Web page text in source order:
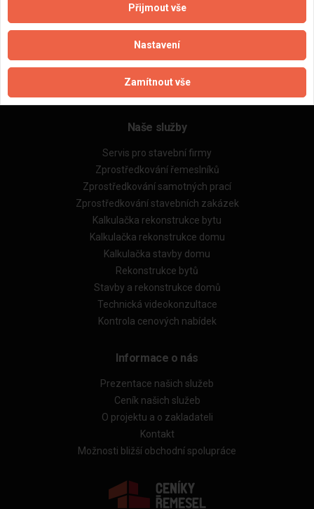
Zpracování a ochrana osobních údajů
Zásady pro používání souborů cookie
Obchodní podmínky (zprostředkování)
Naše služby
Servis pro stavební firmy
Zprostředkování řemeslníků
Zprostředkování samotných prací
Zprostředkování stavebních zakázek
Kalkulačka rekonstrukce bytu
Kalkulačka rekonstrukce domu
Kalkulačka stavby domu
Rekonstrukce bytů
Stavby a rekonstrukce domů
Technická videokonzultace
Kontrola cenových nabídek
Informace o nás
Prezentace našich služeb
Ceník našich služeb
O projektu a o zakladateli
Kontakt
Možnosti bližší obchodní spolupráce
Přijmout vše
Nastavení
Zamítnout vše